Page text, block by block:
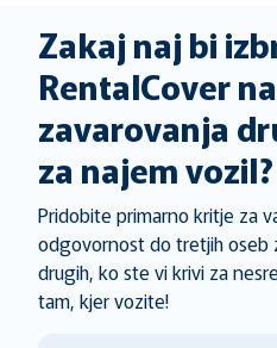
Zakaj naj bi
RentalCover
zavarovanja
za najem vozil?
Pridobite primarno kritje za
odgovornost do tretjih oseb
drugih, ko ste vi krivi za
tam, kjer vozite!